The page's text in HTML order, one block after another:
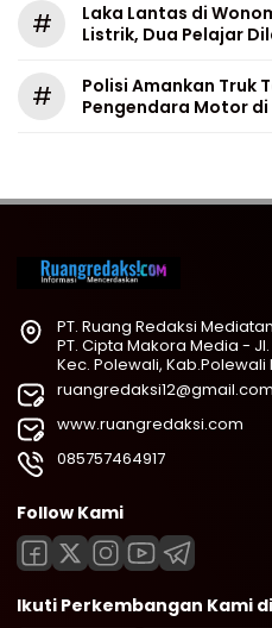
#
Laka Lantas di
Listrik, Dua Pelajar
#
Polisi Amankan Truk
Pengendara Motor
PT. Ruang Redaksi
PT. Cipta Makora Media -
Kec. Polewali,
ruangredaksi12@gmail.com
www.ruangredaksi.com
085757464917
Follow Kami
Ikuti Perkembangan Kami di